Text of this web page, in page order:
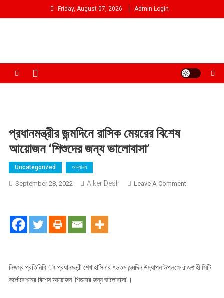
to
Friday, August 07, 2026 Admin Login
প্রধানমন্ত্রীর জন্মদিনে রাসিক মেয়রের বিশেষ
আয়োজন ‘শিশুদের জন্য ভালোবাসা’
Uncategorized অন্যান্য
September 28, 2022 Ajker Desh Leave A CommentOn
‘শিশুদের
নিজস্ব প্রতিনিধি ঃ প্রধানমন্ত্রী শেখ হাসিনার ৭৬তম জন্মদিন উদ্যাপন উপলক্ষে রাজশাহী সিটি
কর্পোরেশনের বিশেষ আয়োজন ‘শিশুদের জন্য ভালোবাসা’।